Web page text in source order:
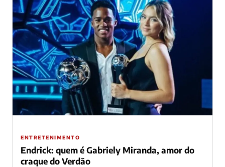
ENTRETENIMENTO
Endrick: quem é Gabriely Miranda, amor do
craque do Verdão